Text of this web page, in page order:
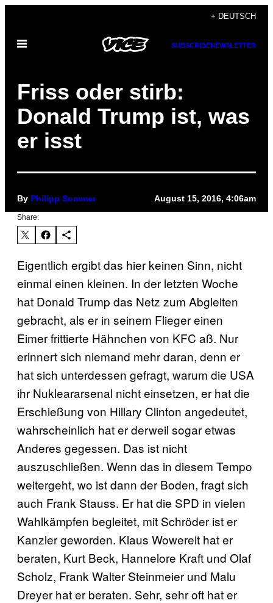
content
+ DEUTSCH
Open
SUBSCRIBENEWSLETTER
Friss oder stirb:
Donald Trump ist, was
er isst
By Philipp Sommer August 15, 2016, 4:06am
Share:
Eigentlich ergibt das hier keinen Sinn, nicht
einmal einen kleinen. In der letzten Woche
hat Donald Trump das Netz zum Abgleiten
gebracht, als er in seinem Flieger einen
Eimer frittierte Hähnchen von KFC aß. Nur
erinnert sich niemand mehr daran, denn er
hat sich unterdessen gefragt, warum die USA
ihr Nukleararsenal nicht einsetzen, er hat die
Erschießung von Hillary Clinton angedeutet,
wahrscheinlich hat er derweil sogar etwas
Anderes gegessen. Das ist nicht
auszuschließen. Wenn das in diesem Tempo
weitergeht, wo ist dann der Boden, fragt sich
auch Frank Stauss. Er hat die SPD in vielen
Wahlkämpfen begleitet, mit Schröder ist er
Kanzler geworden. Klaus Wowereit hat er
beraten, Kurt Beck, Hannelore Kraft und Olaf
Scholz, Frank Walter Steinmeier und Malu
Dreyer hat er beraten. Sehr, sehr oft hat er